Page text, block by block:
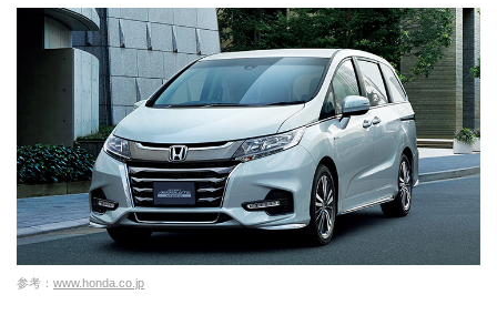
参考： www.honda.co.jp